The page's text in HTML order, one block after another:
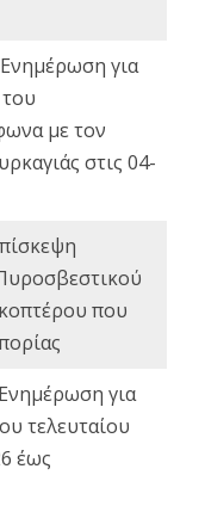
Ενημέρωση για
με τον
στις 04-
που
Ενημέρωση για
τελευταίου
έως